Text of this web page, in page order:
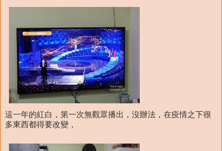
這一年的紅白，第一次無觀眾播出，沒辦法，在疫情之下很
多東西都得要改變，